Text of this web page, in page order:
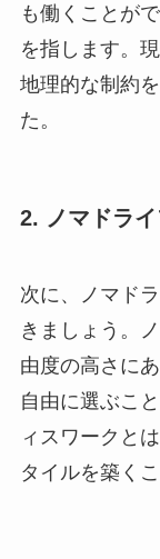
も働くことが
を指します。
地理的な制約
た。
2. ノマドラ
次に、ノマド
きましょう。
由度の高さに
自由に選ぶこ
ィスワークと
タイルを築く